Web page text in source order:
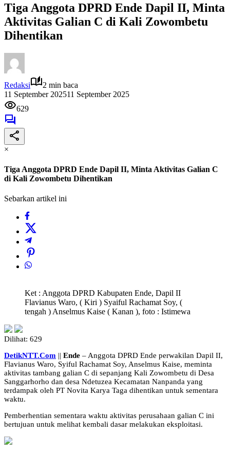
Tiga Anggota DPRD Ende Dapil II, Minta
Aktivitas Galian C di Kali Zowombetu
Dihentikan
Redaksi
2 min baca
11 September 202511 September 2025
629
×
Tiga Anggota DPRD Ende Dapil II, Minta Aktivitas Galian C
di Kali Zowombetu Dihentikan
Sebarkan artikel ini
Ket : Anggota DPRD Kabupaten Ende, Dapil II
Flavianus Waro, ( Kiri ) Syaiful Rachamat Soy, (
tengah ) Anselmus Kaise ( Kanan ), foto : Istimewa
Dilihat: 629
DetikNTT.Com || Ende – Anggota DPRD Ende perwakilan Dapil II,
Flavianus Waro, Syiful Rachamat Soy, Anselmus Kaise, meminta
aktivitas tambang galian C di sepanjang Kali Zowombetu di Desa
Sanggarhorho dan desa Ndetuzea Kecamatan Nanpanda yang
terdampak oleh PT Novita Karya Taga dihentikan untuk sementara
waktu.
Pemberhentian sementara waktu aktivitas perusahaan galian C ini
bertujuan untuk melihat kembali dasar melakukan eksploitasi.